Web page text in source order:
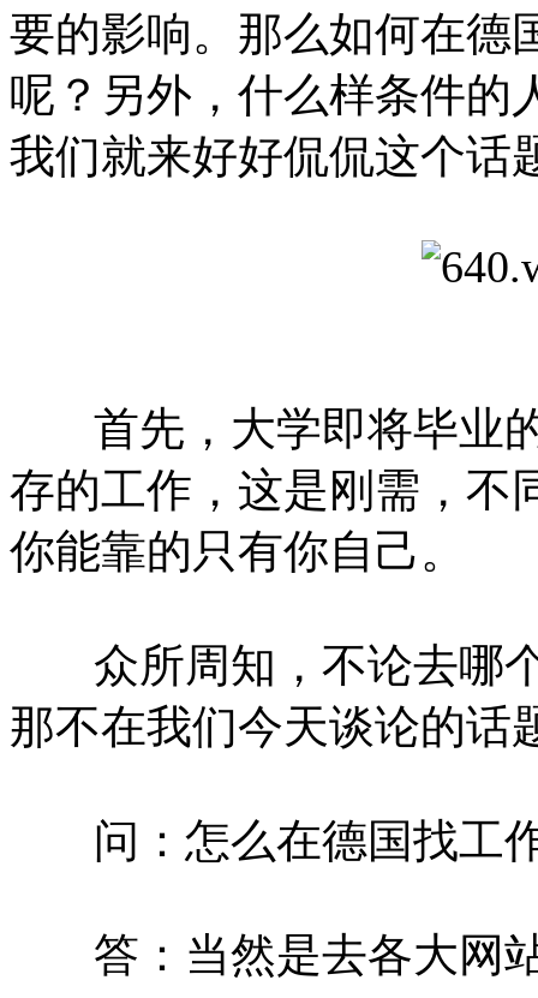
要的影响。那么如何在德
呢？另外，什么样条件的
我们就来好好侃侃这个话
首先，大学即将毕业的
存的工作，这是刚需，不
你能靠的只有你自己。
众所周知，不论去哪个
那不在我们今天谈论的话
问：怎么在德国找工
答：当然是去各大网